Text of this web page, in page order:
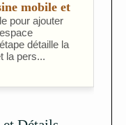
pour ajouter
détaille la
la pers...